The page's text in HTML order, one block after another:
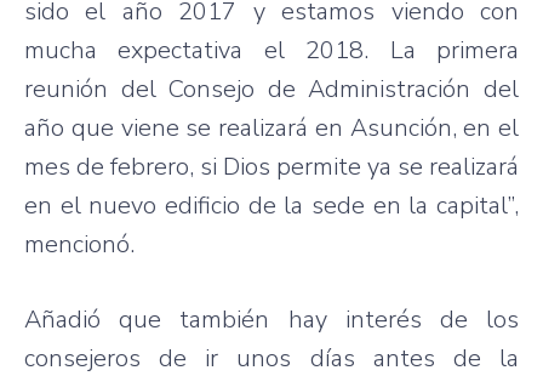
sido el año 2017 y estamos viendo con
mucha expectativa el 2018. La primera
reunión del Consejo de Administración del
año que viene se realizará en Asunción, en el
mes de febrero, si Dios permite ya se realizará
en el nuevo edificio de la sede en la capital”,
mencionó.
Añadió que también hay interés de los
consejeros de ir unos días antes de la